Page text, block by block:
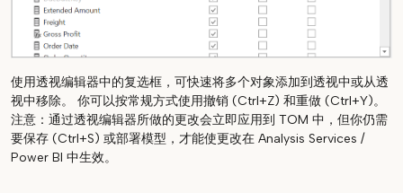
使用透视编辑器中的复选框，可快速将多个对象添加到透视中或从透
视中移除。 你可以按常规方式使用撤销 (Ctrl+Z) 和重做 (Ctrl+Y)。
注意：通过透视编辑器所做的更改会立即应用到 TOM 中，但你仍需
要保存 (Ctrl+S) 或部署模型，才能使更改在 Analysis Services /
Power BI 中生效。